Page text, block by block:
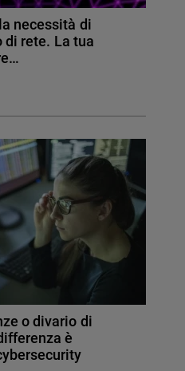
necessità di
rete. La tua
o divario di
è